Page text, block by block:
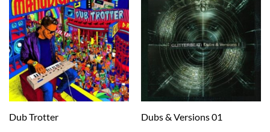
Dub Trotter Dubs & Versions 01